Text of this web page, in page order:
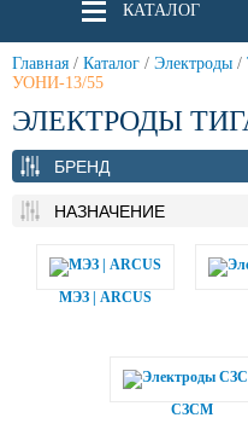
КАТАЛОГ
Главная / Каталог / Электроды /
УОНИ-13/55
ЭЛЕКТРОДЫ
БРЕНД
НАЗНАЧЕНИЕ
МЭЗ | ARCUS
СЗСМ